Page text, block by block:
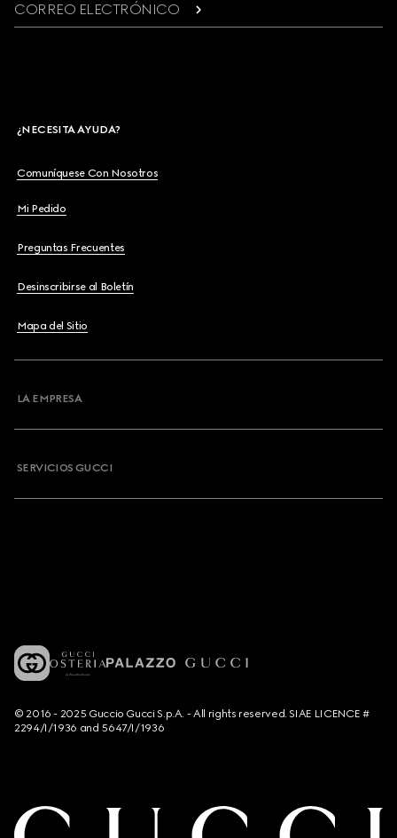
CORREO ELECTRÓNICO
¿NECESITA AYUDA?
Comuníquese Con Nosotros
Mi Pedido
Preguntas Frecuentes
Desinscribirse al Boletín
Mapa del Sitio
LA EMPRESA
SERVICIOS GUCCI
© 2016 - 2025 Guccio Gucci S.p.A. - All rights reserved. SIAE LICENCE #
2294/I/1936 and 5647/I/1936